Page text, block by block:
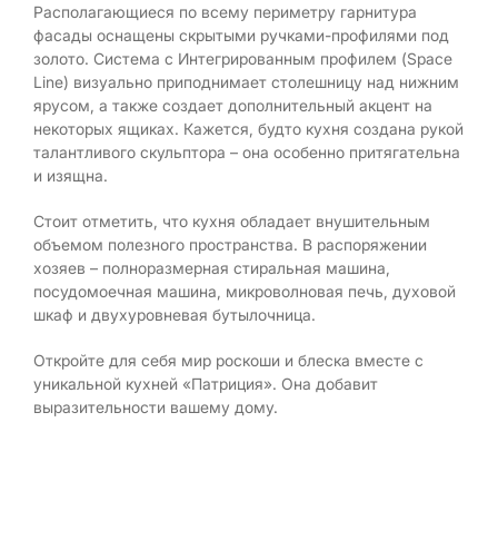
Располагающиеся по всему периметру гарнитура
фасады оснащены скрытыми ручками-профилями под
золото. Система с Интегрированным профилем (Space
Line) визуально приподнимает столешницу над нижним
ярусом, а также создает дополнительный акцент на
некоторых ящиках. Кажется, будто кухня создана рукой
талантливого скульптора – она особенно притягательна
и изящна.
Стоит отметить, что кухня обладает внушительным
объемом полезного пространства. В распоряжении
хозяев – полноразмерная стиральная машина,
посудомоечная машина, микроволновая печь, духовой
шкаф и двухуровневая бутылочница.
Откройте для себя мир роскоши и блеска вместе с
уникальной кухней «Патриция». Она добавит
выразительности вашему дому.